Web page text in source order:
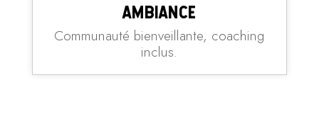
Ambiance
Communauté bienveillante, coaching
inclus.